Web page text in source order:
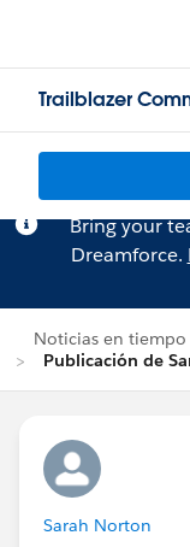
Trailblazer
Bring your
Dreamforce.
Noticias en tiempo
Publicación de
Sarah Norton